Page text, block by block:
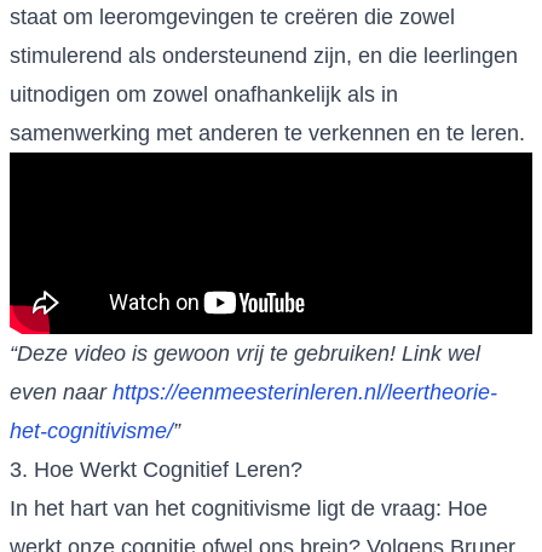
staat om leeromgevingen te creëren die zowel
stimulerend als ondersteunend zijn, en die leerlingen
uitnodigen om zowel onafhankelijk als in
samenwerking met anderen te verkennen en te leren.
“Deze video is gewoon vrij te gebruiken! Link wel
even naar https://eenmeesterinleren.nl/leertheorie-
het-cognitivisme/”
3. Hoe Werkt Cognitief Leren?
In het hart van het cognitivisme ligt de vraag: Hoe